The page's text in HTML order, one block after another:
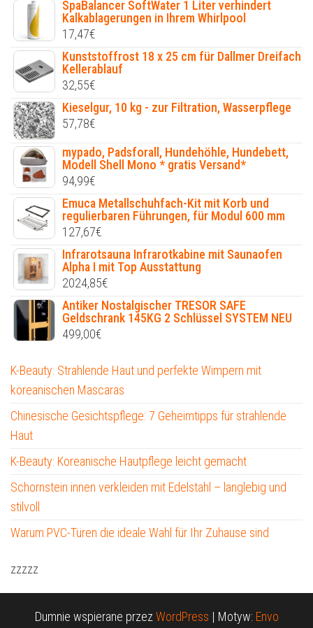
SpaBalancer SoftWater 1 Liter verhindert
Kalkablagerungen in Ihrem Whirlpool
17,47€
Kunststoffrost 18 x 25 cm für Dallmer Dreifach
Kellerablauf
32,55€
Kieselgur, 10 kg - zur Filtration, Wasserpflege
57,78€
mypado, Padsforall, Hundehöhle, Hundebett,
Modell Shell Mono * gratis Versand*
94,99€
Emuca Metallschuhfach-Kit mit Korb und
regulierbaren Führungen, für Modul 600 mm
127,67€
Infrarotsauna Infrarotkabine mit Saunaofen
Alpha I mit Top Ausstattung
2024,85€
Antiker Nostalgischer TRESOR SAFE
Geldschrank 145KG 2 Schlüssel SYSTEM NEU
499,00€
K-Beauty: Strahlende Haut und perfekte Wimpern mit
koreanischen Mascaras
Chinesische Gesichtspflege: 7 Geheimtipps für strahlende
Haut
K-Beauty: Koreanische Hautpflege leicht gemacht
Schornstein innen verkleiden mit Edelstahl – langlebig und
stilvoll
Warum PVC-Türen die ideale Wahl für Ihr Zuhause sind
zzzzz
Dumnie wspierane przez WordPress | Motyw: Envo